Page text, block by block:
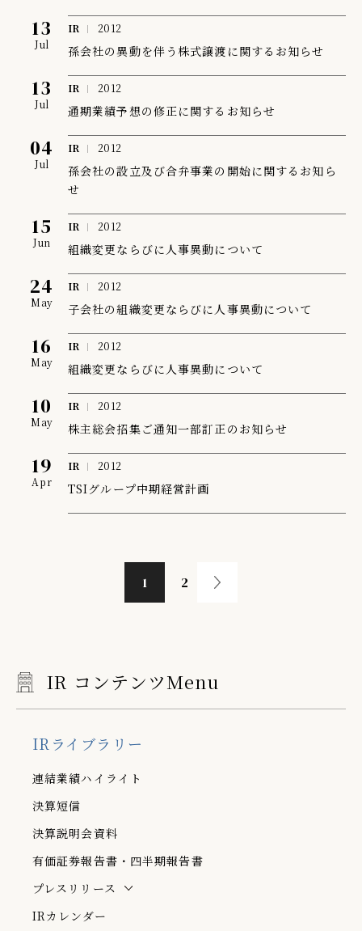
13
Jul
IR 2012
孫会社の異動を伴う株式譲渡に関するお知らせ
13
Jul
IR 2012
通期業績予想の修正に関するお知らせ
04
Jul
IR 2012
孫会社の設立及び合弁事業の開始に関するお知ら
せ
15
Jun
IR 2012
組織変更ならびに人事異動について
24
May
IR 2012
子会社の組織変更ならびに人事異動について
16
May
IR 2012
組織変更ならびに人事異動について
10
May
IR 2012
株主総会招集ご通知一部訂正のお知らせ
19
Apr
IR 2012
TSIグループ中期経営計画
1 2
IR コンテンツMenu
IRライブラリー
連結業績ハイライト
決算短信
決算説明会資料
有価証券報告書・四半期報告書
プレスリリース
IRカレンダー